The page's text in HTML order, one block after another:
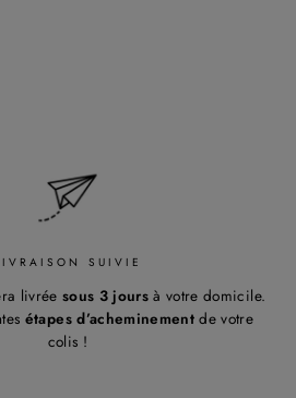
SUIVIE
livrée sous 3 joursà votre domicile.
étapes d’acheminementde votre
colis !